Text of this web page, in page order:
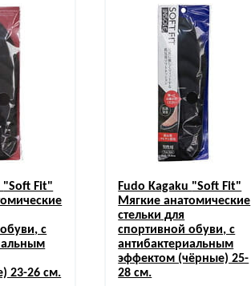
"Soft Fit"
с
23-26 см.
Fudo Kagaku "Soft Fit"
Мягкие анатомические
стельки для
спортивной обуви, с
антибактериальным
эффектом (чёрные) 25-
28 см.